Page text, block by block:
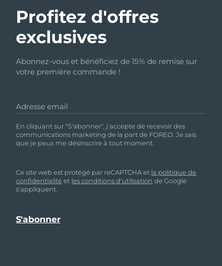
Profitez d'offres
exclusives
Abonnez-vous et bénéficiez de 15% de remise sur
votre première commande !
Adresse email
En cliquant sur "S'abonner", j'accepte de recevoir des
communications marketing de la part de FOREO. Je sais
que je peux me désinscrire à tout moment.
Ce site web est protégé par reCAPTCHA et la politique de
confidentialité et les conditions d'utilisation de Google
s'appliquent.